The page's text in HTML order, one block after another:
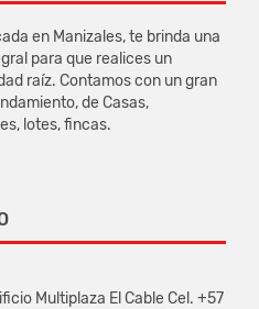
en Manizales, te brinda una
para que realices un
raíz. Contamos con un gran
de Casas,
lotes, fincas.
Multiplaza El Cable Cel. +57